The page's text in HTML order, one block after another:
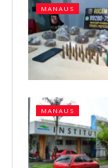
MANAUS
MANAUS